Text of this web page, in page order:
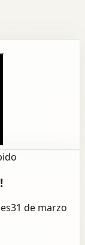
31 de marzo